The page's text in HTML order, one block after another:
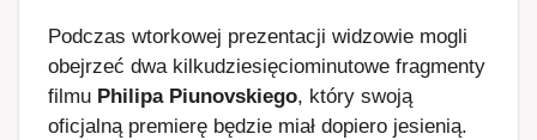
Podczas wtorkowej prezentacji widzowie mogli
obejrzeć dwa kilkudziesięciominutowe fragmenty
filmu Philipa Piunovskiego, który swoją
oficjalną premierę będzie miał dopiero jesienią.